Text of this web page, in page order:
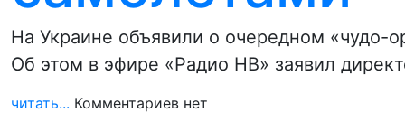
На Украине объявили о очередном
Об этом в эфире «Радио НВ» заявил
читать... Комментариев нет